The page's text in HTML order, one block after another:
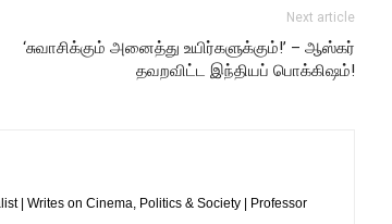
Next article
‘சுவாசிக்கும் அனைத்து உயிர்களுக்கும்!’ – ஆஸ்கர்
தவறவிட்ட இந்தியப் பொக்கிஷம்!
| Writes on Cinema, Politics & Society | Professor